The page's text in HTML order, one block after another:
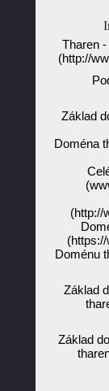
Tharen
(http://
Základ
Doména
(http://
Doménu
Základ
Základ